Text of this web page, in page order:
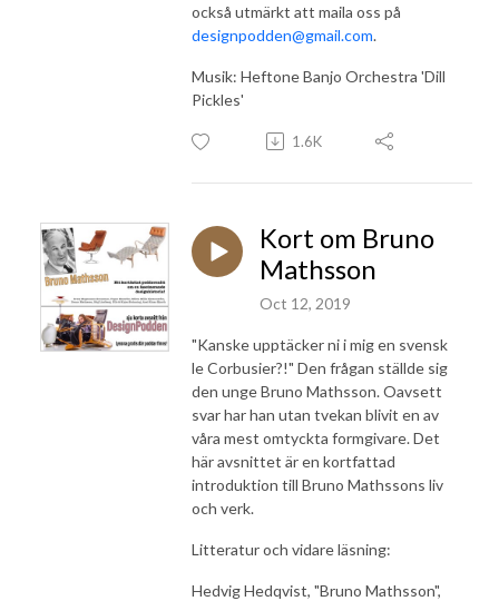
också utmärkt att maila oss på
designpodden@gmail.com.
Musik: Heftone Banjo Orchestra 'Dill
Pickles'
1.6K
Kort om Bruno
Mathsson
Oct 12, 2019
"Kanske upptäcker ni i mig en svensk
le Corbusier?!" Den frågan ställde sig
den unge Bruno Mathsson. Oavsett
svar har han utan tvekan blivit en av
våra mest omtyckta formgivare. Det
här avsnittet är en kortfattad
introduktion till Bruno Mathssons liv
och verk.
Litteratur och vidare läsning:
Hedvig Hedqvist, "Bruno Mathsson",